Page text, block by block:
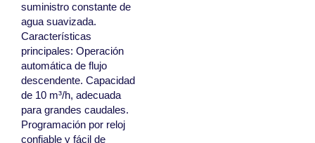
suministro constante de
agua suavizada.
Características
principales: Operación
automática de flujo
descendente. Capacidad
de 10 m³/h, adecuada
para grandes caudales.
Programación por reloj
confiable y fácil de